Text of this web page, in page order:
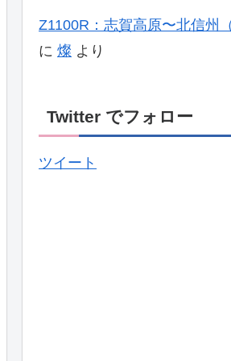
Z1100R：志賀高原〜北信州
に 燦 より
Twitter でフォロー
ツイート